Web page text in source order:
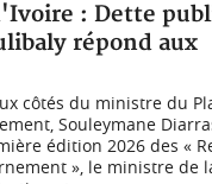
: Dette
répond aux
côtés du ministre du
Souleymane
édition 2026 des «
», le ministre de